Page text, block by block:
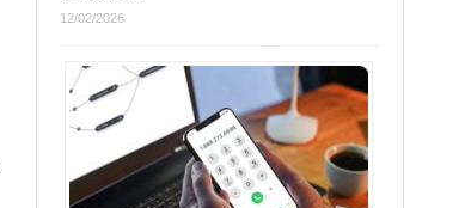
12/02/2026